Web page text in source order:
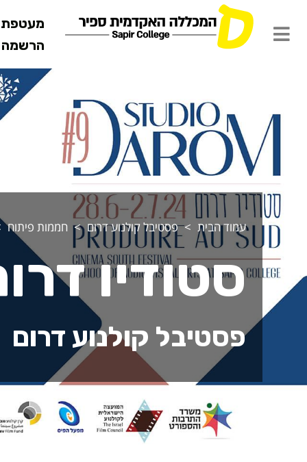
מעטפת
הרשמה
סטודיו דרום 9
עמוד הבית פסטיבל קולנוע דרום חממות פיתוח
סטודיו
פסטיבל קולנוע דרום